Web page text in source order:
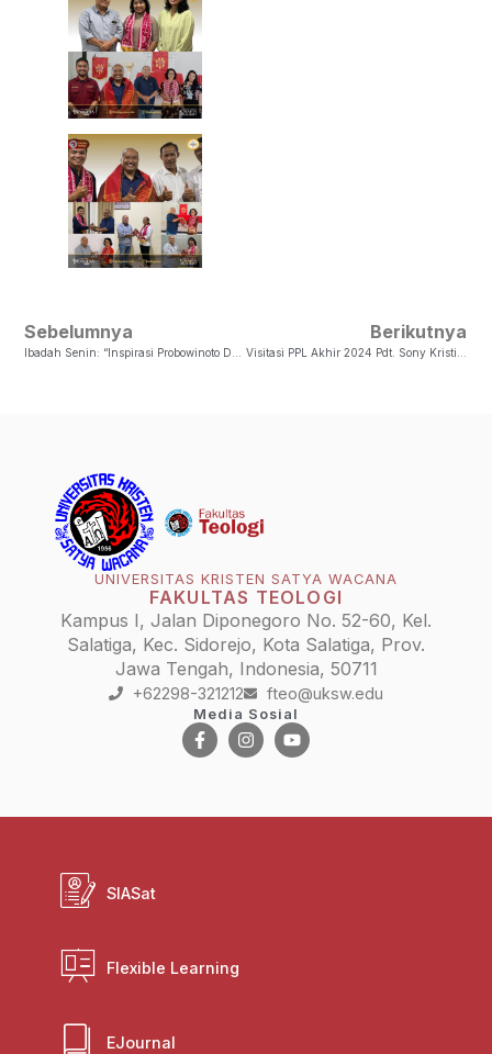
Sebelumnya Berikutnya
UNIVERSITAS KRISTEN SATYA WACANA
FAKULTAS TEOLOGI
Kampus I, Jalan Diponegoro No. 52-60, Kel.
Salatiga, Kec. Sidorejo, Kota Salatiga, Prov.
Jawa Tengah, Indonesia, 50711
+62298-321212 fteo@uksw.edu
Media Sosial
SIASat
Flexible Learning
EJournal